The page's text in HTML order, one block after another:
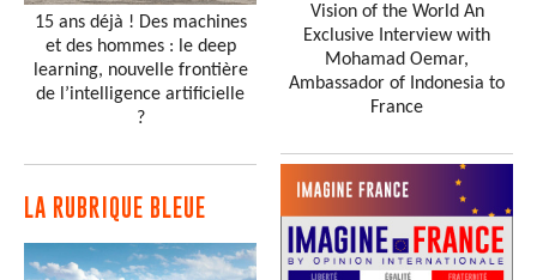
15 ans déjà ! Des machines
et des hommes : le deep
learning, nouvelle frontière
de l’intelligence artificielle
?
LA RUBRIQUE BLEUE
Vision of the World An
Exclusive Interview with
Mohamad Oemar,
Ambassador of Indonesia to
France